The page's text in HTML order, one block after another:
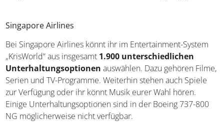
Singapore Airlines
Bei Singapore Airlines könnt ihr im Entertainment-System
„KrisWorld“ aus insgesamt 1.900 unterschiedlichen
Unterhaltungsoptionen auswählen. Dazu gehören Filme,
Serien und TV-Programme. Weiterhin stehen auch Spiele
zur Verfügung oder ihr könnt Musik eurer Wahl hören.
Einige Unterhaltungsoptionen sind in der Boeing 737-800
NG möglicherweise nicht verfügbar.